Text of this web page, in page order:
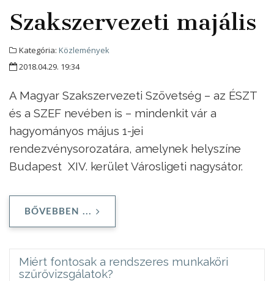
Szakszervezeti majális
Kategória: Közlemények
2018.04.29. 19:34
A Magyar Szakszervezeti Szövetség – az ÉSZT
és a SZEF nevében is – mindenkit vár a
hagyományos május 1-jei
rendezvénysorozatára, amelynek helyszíne
Budapest XIV. kerület Városligeti nagysátor.
BŐVEBBEN ...
Miért fontosak a rendszeres munkaköri
szűrővizsgálatok?